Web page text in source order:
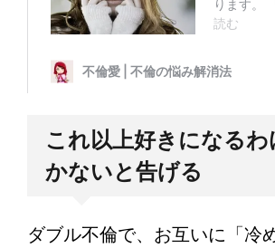
これ以上好きになる
かないと告げる
ダブル不倫で、お互いに「冷